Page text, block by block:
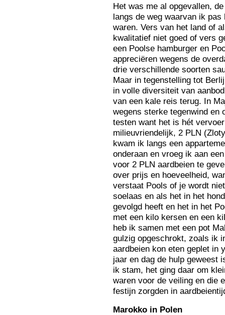
Het was me al opgevallen,
langs de weg waarvan ik
waren. Vers van het land of
kwalitatief niet goed of vers
een Poolse hamburger en
appreciëren wegens de
drie verschillende soorten
Maar in tegenstelling tot
in volle diversiteit van
van een kale reis terug. In
wegens sterke tegenwind en
testen want het is hét
milieuvriendelijk, 2 PLN
kwam ik langs een
onderaan en vroeg ik aan
voor 2 PLN aardbeien te
over prijs en hoeveelheid,
verstaat Pools of je wordt
soelaas en als het in het
gevolgd heeft en het in het
met een kilo kersen en een
heb ik samen met een pot
gulzig opgeschrokt, zoals ik
aardbeien kon eten geplet in
jaar en dag de hulp geweest
ik stam, het ging daar om
waren voor de veiling en die
festijn zorgden in
Marokko in Polen